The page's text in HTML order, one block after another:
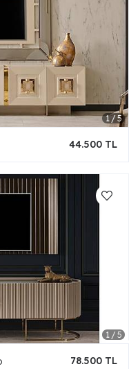
44.500 TL
78.500 TL